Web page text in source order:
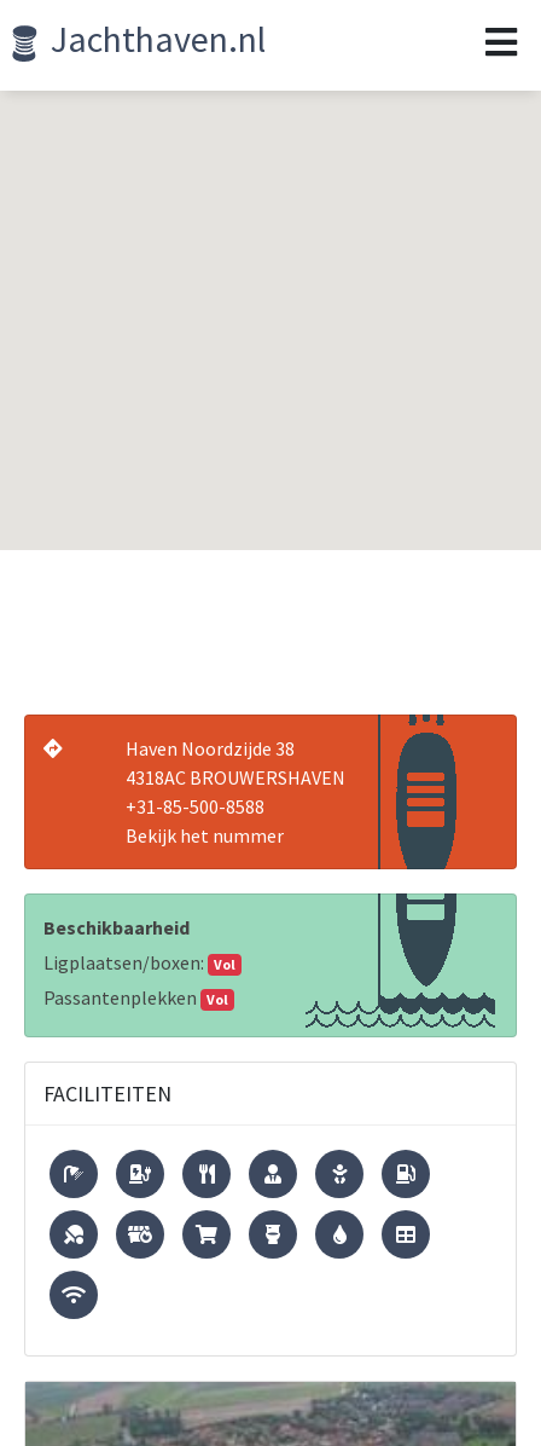
Jachthaven.nl
Haven Noordzijde 38
4318AC BROUWERSHAVEN
+31-85-500-8588
Bekijk het nummer
Beschikbaarheid
Ligplaatsen/boxen: Vol
Passantenplekken Vol
FACILITEITEN